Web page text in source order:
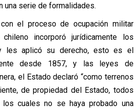
una serie de formalidades.
el proceso de ocupación militar
incorporó jurídicamente los
les aplicó su derecho, esto es el
desde 1857, y las leyes de
el Estado declaró “como terrenos
de propiedad del Estado, todos
cuales no se haya probado una